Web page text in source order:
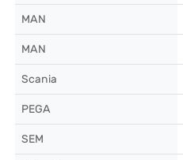
MAN
MAN
Scania
PEGA
SEM